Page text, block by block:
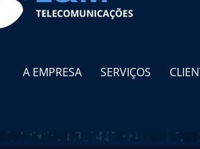
A EMPRESA SERVIÇOS